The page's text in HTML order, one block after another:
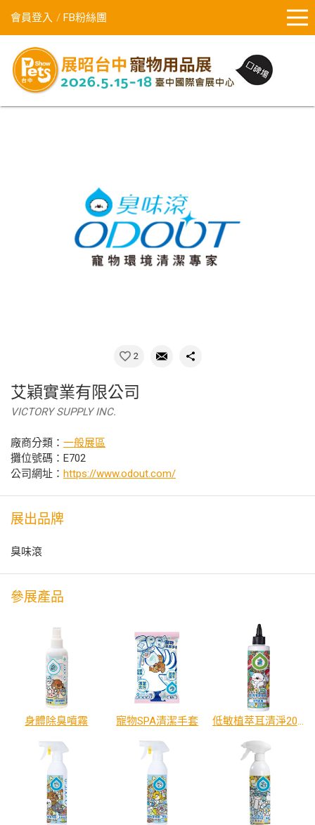
會員登入 FB粉絲團
2
艾穎實業有限公司
VICTORY SUPPLY INC.
廠商分類： 一般展區
攤位號碼：E702
公司網址： https://www.odout.com/
展出品牌
臭味滾
參展產品
身體除臭噴霧 寵物SPA清潔手套 低敏植萃耳清淨200ml｜ECOCERT認證